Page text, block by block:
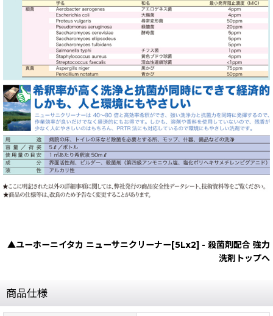
▲ユーホーニイタカ ニューサニクリーナー[5Lx2] - 殺菌剤配合 強力
洗剤トップへ
商品仕様